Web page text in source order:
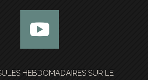
HEBDOMADAIRES SUR LE